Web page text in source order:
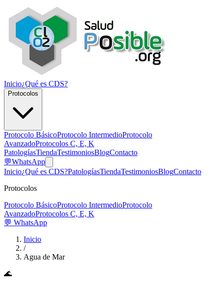
Inicio¿Qué es CDS?
Protocolos
Protocolo BásicoProtocolo IntermedioProtocolo
AvanzadoProtocolos C, E, K
PatologíasTiendaTestimoniosBlogContacto
💬WhatsApp
Inicio¿Qué es CDS?PatologíasTiendaTestimoniosBlogContacto
Protocolos
Protocolo BásicoProtocolo IntermedioProtocolo
AvanzadoProtocolos C, E, K
💬 WhatsApp
Inicio
/
Agua de Mar
🌊